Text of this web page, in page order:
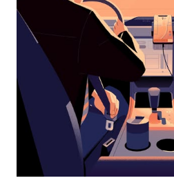
date.
Appuyez
sur
touche
pour
fermer
le
calendrier.